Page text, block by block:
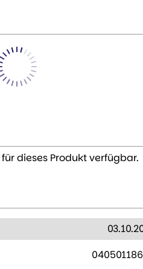
dieses Produkt verfügbar.